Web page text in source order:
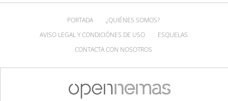
PORTADA
¿QUIÉNES SOMOS?
AVISO LEGAL Y CONDICIÓNES DE USO
ESQUELAS
CONTACTA CON NOSOTROS